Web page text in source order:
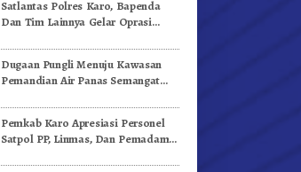
Satlantas Polres Karo, Bapenda
Dan Tim Lainnya Gelar Oprasi
Dugaan Pungli Menuju Kawasan
Pemandian Air Panas Semangat
Videokan!
Pemkab Karo Apresiasi Personel
Satpol PP, Linmas, Dan Pemadam